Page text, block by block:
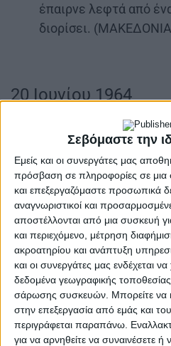
Σεβόμαστε την
Εμείς και οι συνεργάτες μας
πρόσβαση σε πληροφορίες σε
και επεξεργαζόμαστε προσωπικά
αναγνωριστικοί και
αποστέλλονται από μια συσκευή
και περιεχόμενο, μέτρηση
ακροατηρίου και ανάπτυξη
και οι συνεργάτες μας ενδέχεται
δεδομένα γεωγραφικής
σάρωσης συσκευών. Μπορείτε να
στην επεξεργασία από εμάς και
περιγράφεται παραπάνω.
για να αρνηθείτε να συναινέσετε
έπαιρνε λεφτά από
διορίσει.
20 Ιουνίου 1964
Στην περιοχή του
πνιγμοί: ο Δ. Τέμος
αρδευτικού αύλακα
και ο Γ. Χιώτης,
μετά από πτώση μέσα
της περιοχής του.
Υποσημείωση:Οι χρονολογίες που
Φεβρουαρίου 1923 είναι σύμφωνες
την αντιστοίχιση με τη σημερινή
χρονολογία να προστεθούν 13 μέρες